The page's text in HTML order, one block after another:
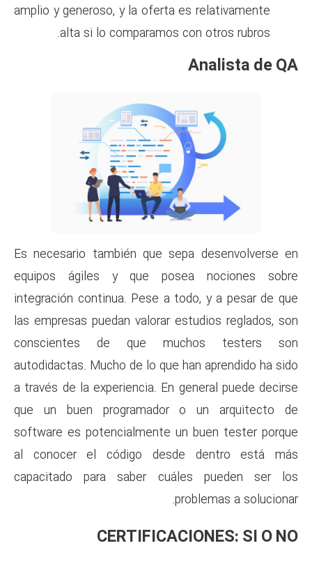
amplio y generoso, y la oferta
alta si lo comparamos
Es necesario también que
equipos ágiles y que
integración continua. Pese a
las empresas puedan valorar
conscientes de que
autodidactas. Mucho de lo
a través de la experiencia. En
que un buen
software es potencialmente
al conocer el código
capacitado para saber